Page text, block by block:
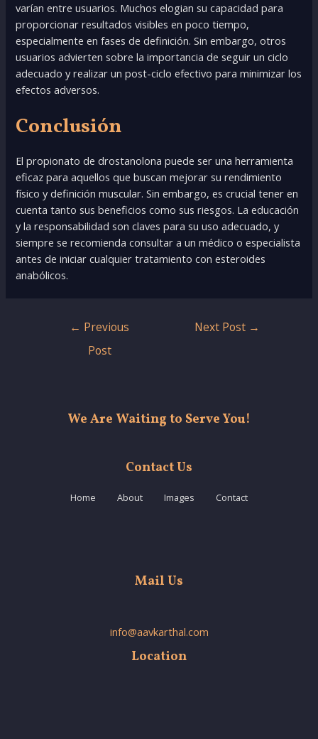
varían entre usuarios. Muchos elogian su capacidad para
proporcionar resultados visibles en poco tiempo,
especialmente en fases de definición. Sin embargo, otros
usuarios advierten sobre la importancia de seguir un ciclo
adecuado y realizar un post-ciclo efectivo para minimizar los
efectos adversos.
Conclusión
El propionato de drostanolona puede ser una herramienta
eficaz para aquellos que buscan mejorar su rendimiento
físico y definición muscular. Sin embargo, es crucial tener en
cuenta tanto sus beneficios como sus riesgos. La educación
y la responsabilidad son claves para su uso adecuado, y
siempre se recomienda consultar a un médico o especialista
antes de iniciar cualquier tratamiento con esteroides
anabólicos.
← Previous
Post
Next Post →
We Are Waiting to Serve You!
Contact Us
Home About Images Contact
Mail Us
info@aavkarthal.com
Location